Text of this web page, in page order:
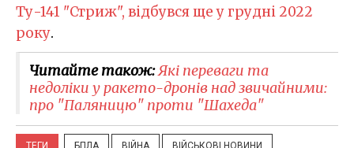
Ту-141 "Стриж", відбувся ще у грудні 2022
року.
Читайте також:Які переваги та
недоліки у ракето-дронів над звичайними:
про "Паляницю" проти "Шахеда"
ТЕГИ БПЛА ВІЙНА ВІЙСЬКОВІ НОВИНИ